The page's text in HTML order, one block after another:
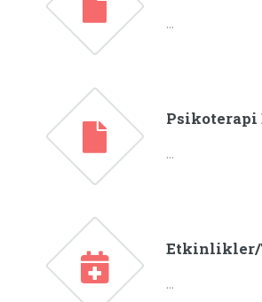
...
Psikoterapi
...
Etkinlikler/
...